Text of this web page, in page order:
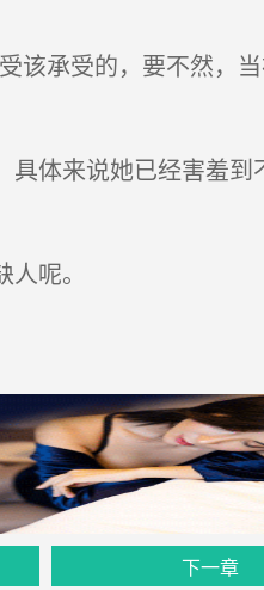
该承受的，要不然，
体来说她已经害羞到
呢。
下一章